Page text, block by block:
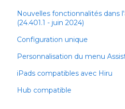
Nouvelles fonctionnalités dans
(24.401.1 - juin 2024)
Configuration unique
Personnalisation du menu
iPads compatibles avec Hiru
Hub compatible